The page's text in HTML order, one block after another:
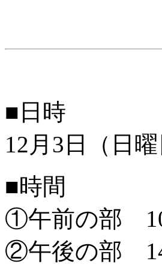
■日時
12月3日（日曜
■時間
①午前の部
②午後の部